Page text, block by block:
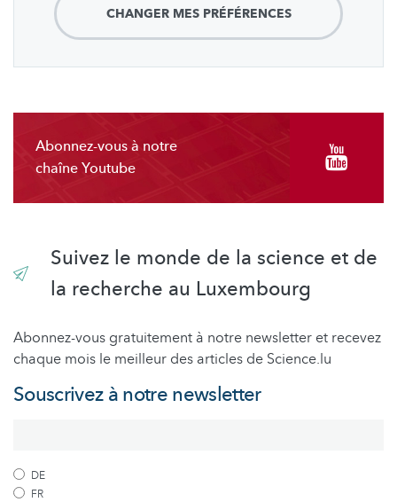
CHANGER MES PRÉFÉRENCES
Abonnez-vous à notre
chaîne Youtube
Suivez le monde de la science et de
la recherche au Luxembourg
Abonnez-vous gratuitement à notre newsletter et recevez
chaque mois le meilleur des articles de Science.lu
Souscrivez à notre newsletter
DE
FR